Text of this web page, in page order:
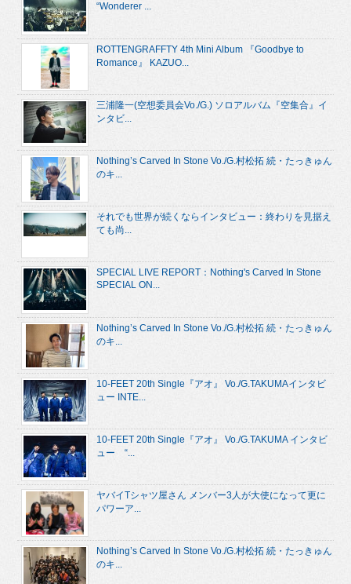
“Wonderer ...
ROTTENGRAFFTY 4th Mini Album 『Goodbye to
Romance』 KAZUO...
三浦隆一(空想委員会Vo./G.) ソロアルバム『空集合』イ
ンタビ...
Nothing’s Carved In Stone Vo./G.村松拓 続・たっきゅん
のキ...
それでも世界が続くならインタビュー：終わりを見据え
ても尚...
SPECIAL LIVE REPORT：Nothing's Carved In Stone
SPECIAL ON...
Nothing’s Carved In Stone Vo./G.村松拓 続・たっきゅん
のキ...
10-FEET 20th Single『アオ』 Vo./G.TAKUMAインタビ
ュー INTE...
10-FEET 20th Single『アオ』 Vo./G.TAKUMA インタビ
ュー “...
ヤバイTシャツ屋さん メンバー3人が大使になって更に
パワーア...
Nothing’s Carved In Stone Vo./G.村松拓 続・たっきゅん
のキ...